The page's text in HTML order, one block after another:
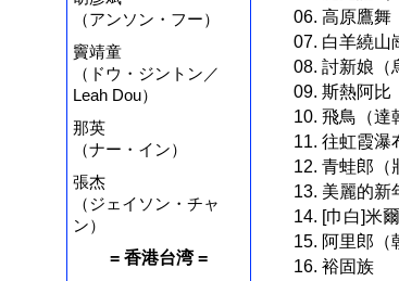
（アンソン・フー）
竇靖童
（ドウ・ジントン／
Leah Dou）
那英
（ナー・イン）
張杰
（ジェイソン・チャ
ン）
= 香港台湾 =
06. 高原鷹舞
07. 白羊繞山
08. 討新娘（
09. 斯熱阿比
10. 飛鳥（達
11. 往虹霞瀑
12. 青蛙郎（
13. 美麗的新
14. [巾白]米
15. 阿里郎（
16. 裕固族